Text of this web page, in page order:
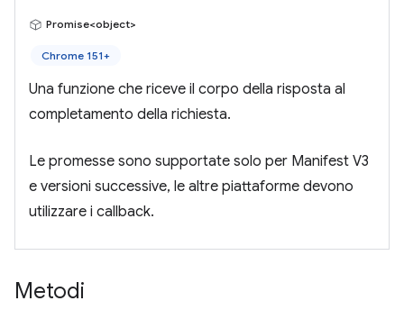
Promise<object>
Chrome 151+
Una funzione che riceve il corpo della risposta al
completamento della richiesta.
Le promesse sono supportate solo per Manifest V3
e versioni successive, le altre piattaforme devono
utilizzare i callback.
Metodi